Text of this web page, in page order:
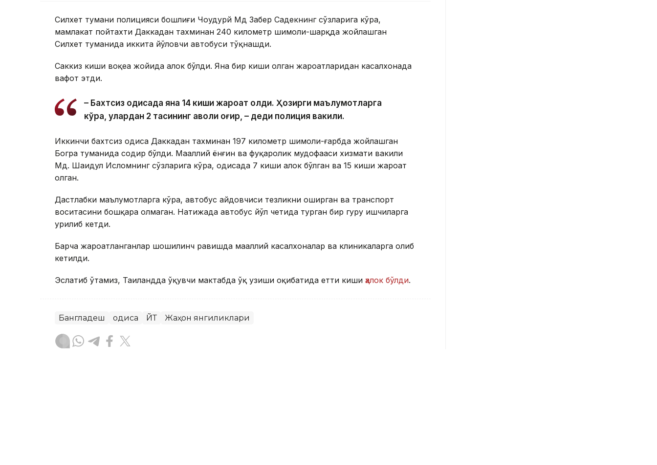
Силхет тумани полицияси бошлиғи Чоудҳурй Мд Забер Садекнинг сўзларига кўра,
мамлакат пойтахти Даккадан тахминан 240 километр шимоли-шарқда жойлашган
Силхет туманида иккита йўловчи автобуси тўқнашди.
Саккиз киши воқеа жойида ҳалок бўлди. Яна бир киши олган жароҳатларидан касалхонада
вафот этди.
– Бахтсиз ҳодисада яна 14 киши жароҳат олди. Ҳозирги маълумотларга
кўра, улардан 2 тасининг аҳволи оғир, – деди полиция вакили.
Иккинчи бахтсиз ҳодиса Даккадан тахминан 197 километр шимоли-ғарбда жойлашган
Богра туманида содир бўлди. Маҳаллий ёнғин ва фуқаролик мудофааси хизмати вакили
Мд. Шаҳидул Исломнинг сўзларига кўра, ҳодисада 7 киши ҳалок бўлган ва 15 киши жароҳат
олган.
Дастлабки маълумотларга кўра, автобус ҳайдовчиси тезликни оширган ва транспорт
воситасини бошқара олмаган. Натижада автобус йўл четида турган бир гуруҳ ишчиларга
урилиб кетди.
Барча жароҳатланганлар шошилинч равишда маҳаллий касалхоналар ва клиникаларга олиб
кетилди.
Эслатиб ўтамиз, Таиландда ўқувчи мактабда ўқ узиши оқибатида етти киши ҳалок бўлди.
Бангладеш Ҳодиса ЙТҲ Жаҳон янгиликлари